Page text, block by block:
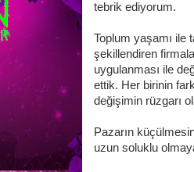
tebrik ediyorum.
Toplum yaşamı ile
şekillendiren
uygulanması ile
ettik. Her birinin
değişimin rüzgarı
Pazarın
uzun soluklu